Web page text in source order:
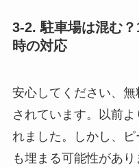
3-2. 駐車場は混む
時の対応
安心してください、無
されています。以前
れました。しかし、
も埋まる可能性があ